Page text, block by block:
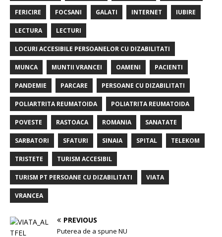
FERICIRE FOCSANI GALATI INTERNET IUBIRE
LECTURA LECTURI
LOCURI ACCESIBILE PERSOANELOR CU DIZABILITATI
MUNCA MUNTII VRANCEI OAMENI PACIENTI
PANDEMIE PARCARE PERSOANE CU DIZABILITATI
POLIARTRITA REUMATOIDA POLIATRITA REUMATOIDA
POVESTE RASTOACA ROMANIA SANATATE
SARBATORI SFATURI SINAIA SPITAL TELEKOM
TRISTETE TURISM ACCESIBIL
TURISM PT PERSOANE CU DIZABILITATI VIATA
VRANCEA
PREVIOUS
Puterea de a spune NU